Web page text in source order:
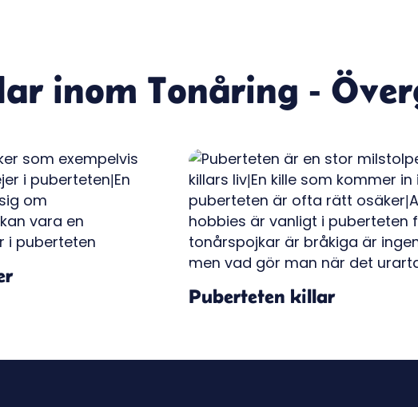
inom Tonåring -
Puberteten killar